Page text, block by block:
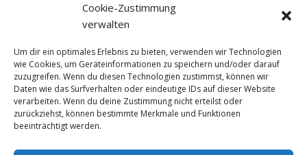
Cookie-Zustimmung
verwalten
Um dir ein optimales Erlebnis zu bieten, verwenden wir Technologien
wie Cookies, um Geräteinformationen zu speichern und/oder darauf
zuzugreifen. Wenn du diesen Technologien zustimmst, können wir
Daten wie das Surfverhalten oder eindeutige IDs auf dieser Website
verarbeiten. Wenn du deine Zustimmung nicht erteilst oder
zurückziehst, können bestimmte Merkmale und Funktionen
beeinträchtigt werden.
schwierig ist gutes Webhosting zu finden: Bei
vielen Anbietern ärgert man sich über
Serverausfälleoder überlangsame
Ladezeiten. Deswegen habe ich im Mai 2016
angefangen, die bekanntesten Webhoster
systematisch zu testen und deren
Erreichbarkeit und Ladezeit für eine typische
Website basierend auf dem beliebten CMS-
System WordPress zu protokollieren. Auf